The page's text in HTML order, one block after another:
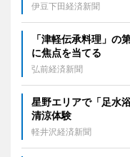
伊豆下田経済新聞
「津軽伝承料理」
に焦点を当てる
弘前経済新聞
星野エリアで「足水
清涼体験
軽井沢経済新聞